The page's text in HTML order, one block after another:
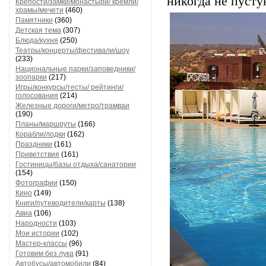
Крепости/замки/монастыри/ кремли/
храмы/мечети (460)
Памятники (360)
Детская тема (307)
Блюда/кухня (250)
Театры/концерты/фестивали/шоу
(233)
Национальные парки/заповедники/
зоопарки (217)
Игры/конкурсы/тесты/ рейтинги/
голосования (214)
Железные дороги/метро/трамваи
(190)
Планы/маршруты (166)
Корабли/лодки (162)
Праздники (161)
Приветствия (161)
Гостиницы/базы отдыха/санатории
(154)
Фотографии (150)
Кино (149)
Книги/путеводители/карты (138)
Авиа (106)
Народности (103)
Мои истории (102)
Мастер-классы (96)
Готовим без лука (91)
Автобусы/автомобили (84)